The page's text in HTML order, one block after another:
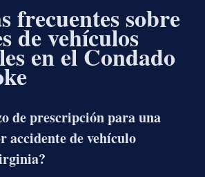
frecuentes sobre
de vehículos
en el Condado
de prescripción para una
accidente de vehículo